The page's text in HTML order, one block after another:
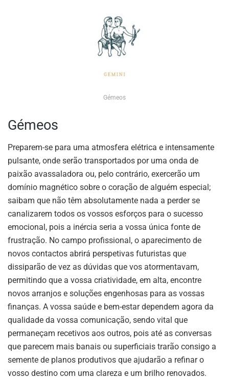
Gémeos
Gémeos
Preparem-se para uma atmosfera elétrica e intensamente
pulsante, onde serão transportados por uma onda de
paixão avassaladora ou, pelo contrário, exercerão um
domínio magnético sobre o coração de alguém especial;
saibam que não têm absolutamente nada a perder se
canalizarem todos os vossos esforços para o sucesso
emocional, pois a inércia seria a vossa única fonte de
frustração. No campo profissional, o aparecimento de
novos contactos abrirá perspetivas futuristas que
dissiparão de vez as dúvidas que vos atormentavam,
permitindo que a vossa criatividade, em alta, encontre
novos arranjos e soluções engenhosas para as vossas
finanças. A vossa saúde e bem-estar dependem agora da
qualidade da vossa comunicação, sendo vital que
permaneçam recetivos aos outros, pois até as conversas
que parecem mais banais ou superficiais trarão consigo a
semente de planos produtivos que ajudarão a refinar o
vosso destino com uma clareza e um brilho renovados.